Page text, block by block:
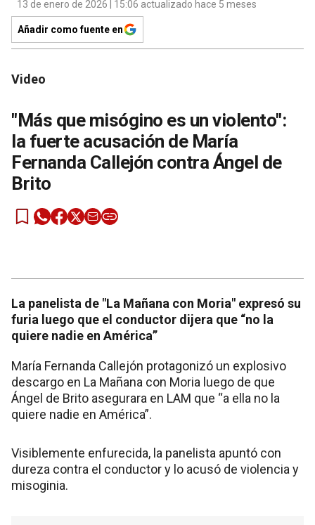
13 de enero de 2026 | 15:06 actualizado hace 5 meses
Añadir como fuente en
Video
"Más que misógino es un violento":
la fuerte acusación de María
Fernanda Callejón contra Ángel de
Brito
La panelista de "La Mañana con Moria" expresó su
furia luego que el conductor dijera que “no la
quiere nadie en América”
María Fernanda Callejón protagonizó un explosivo
descargo en La Mañana con Moria luego de que
Ángel de Brito asegurara en LAM que “a ella no la
quiere nadie en América”.
Visiblemente enfurecida, la panelista apuntó con
dureza contra el conductor y lo acusó de violencia y
misoginia.